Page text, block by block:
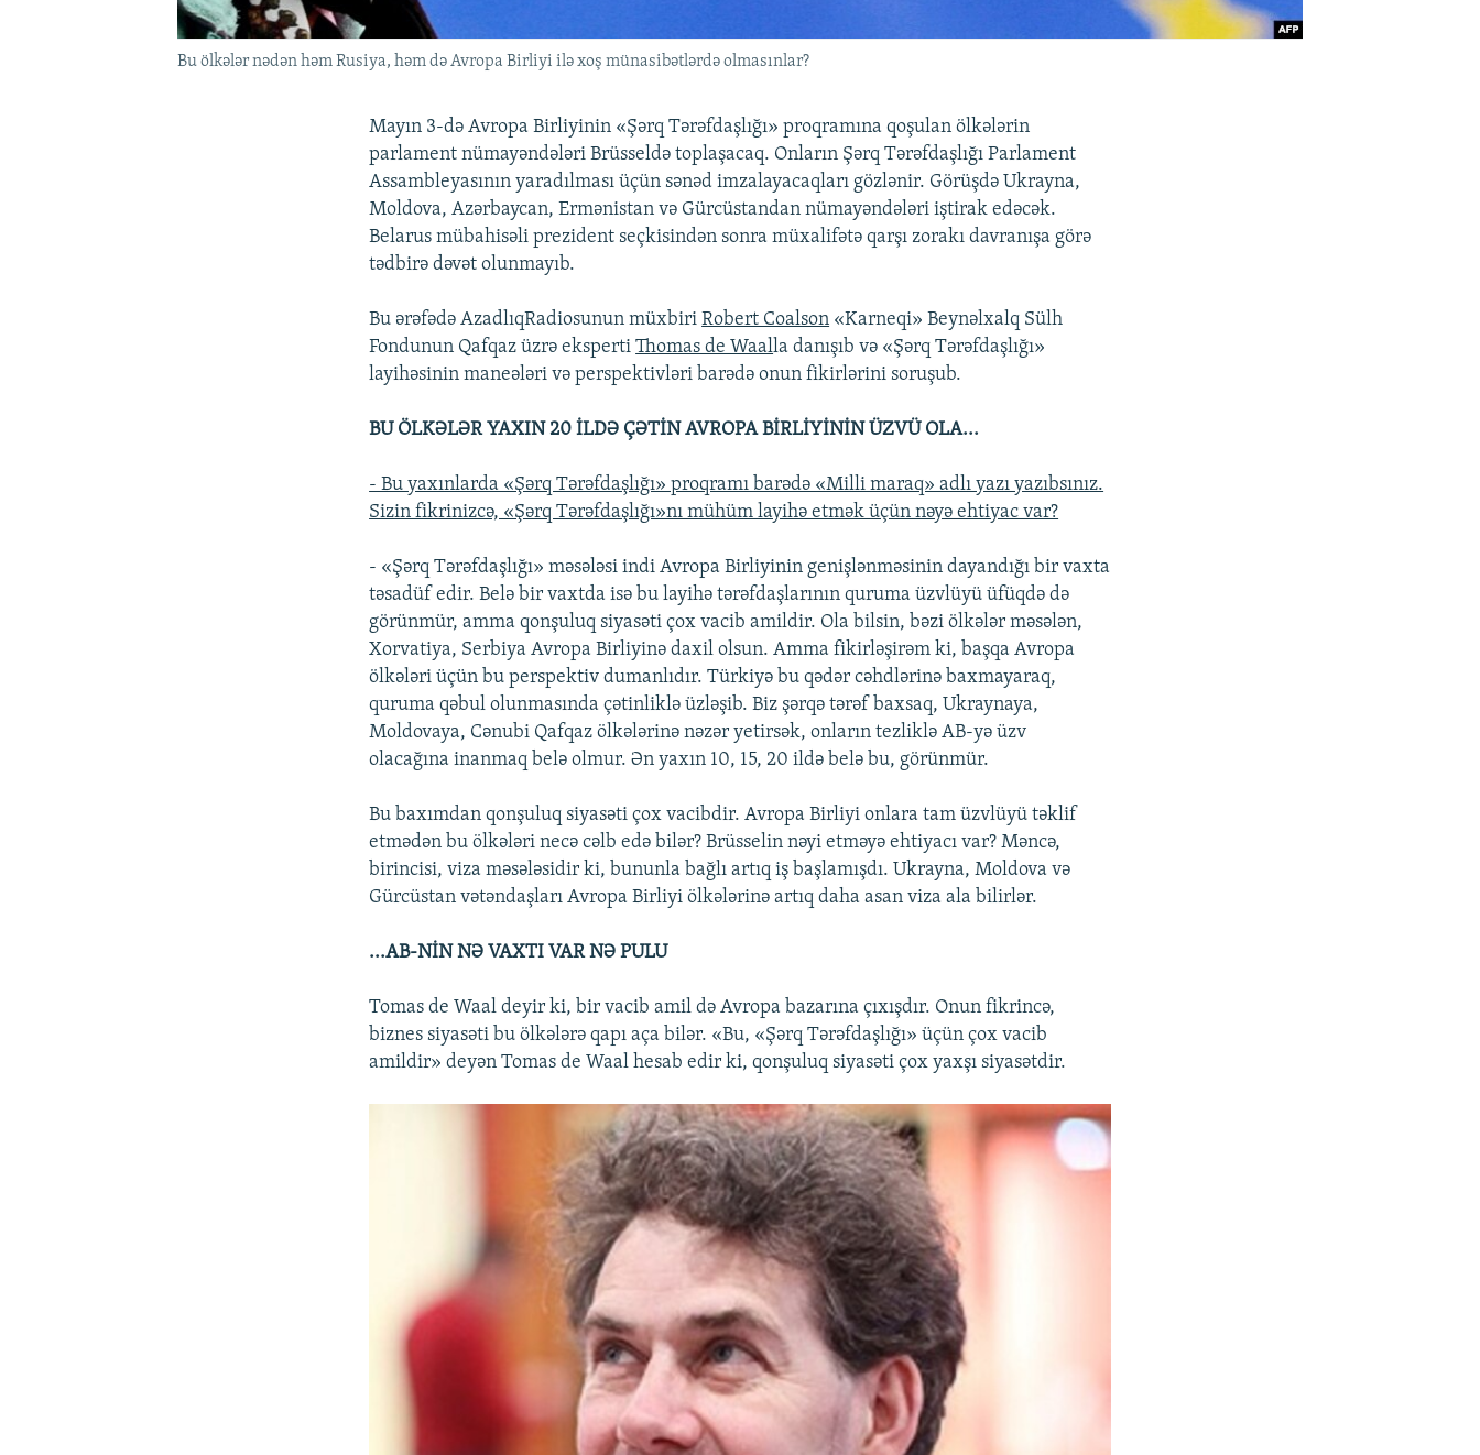
Bu ölkələr nədən həm Rusiya, həm də Avropa Birliyi ilə xoş münasibətlərdə olmasınlar?
Mayın 3-də Avropa Birliyinin «Şərq Tərəfdaşlığı» proqramına qoşulan ölkələrin
parlament nümayəndələri Brüsseldə toplaşacaq. Onların Şərq Tərəfdaşlığı Parlament
Assambleyasının yaradılması üçün sənəd imzalayacaqları gözlənir. Görüşdə Ukrayna,
Moldova, Azərbaycan, Ermənistan və Gürcüstandan nümayəndələri iştirak edəcək.
Belarus mübahisəli prezident seçkisindən sonra müxalifətə qarşı zorakı davranışa görə
tədbirə dəvət olunmayıb.
Bu ərəfədə AzadlıqRadiosunun müxbiriRobert Coalson «Karneqi» Beynəlxalq Sülh
Fondunun Qafqaz üzrə ekspertiThomas de Waalla danışıb və «Şərq Tərəfdaşlığı»
layihəsinin maneələri və perspektivləri barədə onun fikirlərini soruşub.
BU ÖLKƏLƏR YAXIN 20 İLDƏ ÇƏTİN AVROPA BİRLİYİNİN ÜZVÜ OLA...
- Bu yaxınlarda «Şərq Tərəfdaşlığı» proqramı barədə «Milli maraq» adlı yazı yazıbsınız.
Sizin fikrinizcə, «Şərq Tərəfdaşlığı»nı mühüm layihə etmək üçün nəyə ehtiyac var?
- «Şərq Tərəfdaşlığı» məsələsi indi Avropa Birliyinin genişlənməsinin dayandığı bir vaxta
təsadüf edir. Belə bir vaxtda isə bu layihə tərəfdaşlarının quruma üzvlüyü üfüqdə də
görünmür, amma qonşuluq siyasəti çox vacib amildir. Ola bilsin, bəzi ölkələr məsələn,
Xorvatiya, Serbiya Avropa Birliyinə daxil olsun. Amma fikirləşirəm ki, başqa Avropa
ölkələri üçün bu perspektiv dumanlıdır. Türkiyə bu qədər cəhdlərinə baxmayaraq,
quruma qəbul olunmasında çətinliklə üzləşib. Biz şərqə tərəf baxsaq, Ukraynaya,
Moldovaya, Cənubi Qafqaz ölkələrinə nəzər yetirsək, onların tezliklə AB-yə üzv
olacağına inanmaq belə olmur. Ən yaxın 10, 15, 20 ildə belə bu, görünmür.
Bu baxımdan qonşuluq siyasəti çox vacibdir. Avropa Birliyi onlara tam üzvlüyü təklif
etmədən bu ölkələri necə cəlb edə bilər? Brüsselin nəyi etməyə ehtiyacı var? Məncə,
birincisi, viza məsələsidir ki, bununla bağlı artıq iş başlamışdı. Ukrayna, Moldova və
Gürcüstan vətəndaşları Avropa Birliyi ölkələrinə artıq daha asan viza ala bilirlər.
...AB-NİN NƏ VAXTI VAR NƏ PULU
Tomas de Waal deyir ki, bir vacib amil də Avropa bazarına çıxışdır. Onun fikrincə,
biznes siyasəti bu ölkələrə qapı aça bilər. «Bu, «Şərq Tərəfdaşlığı» üçün çox vacib
amildir» deyən Tomas de Waal hesab edir ki, qonşuluq siyasəti çox yaxşı siyasətdir.